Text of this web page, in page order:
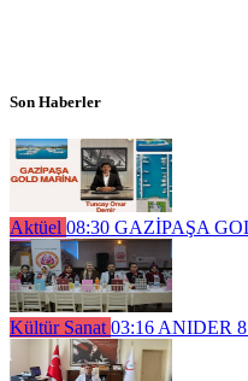
Son Haberler
Aktüel 08:30 GAZİPAŞA
Kültür Sanat 03:16 ANIDER 8